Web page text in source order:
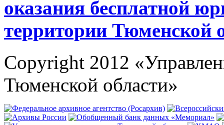
оказания бесплатной
территории Тюменской
Copyright 2012
Тюменской области»